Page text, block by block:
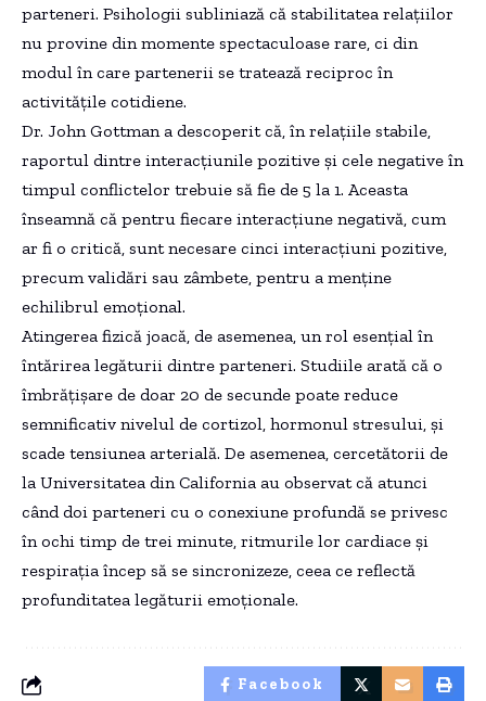
parteneri. Psihologii subliniază că stabilitatea relațiilor
nu provine din momente spectaculoase rare, ci din
modul în care partenerii se tratează reciproc în
activitățile cotidiene.
Dr. John Gottman a descoperit că, în relațiile stabile,
raportul dintre interacțiunile pozitive și cele negative în
timpul conflictelor trebuie să fie de 5 la 1. Aceasta
înseamnă că pentru fiecare interacțiune negativă, cum
ar fi o critică, sunt necesare cinci interacțiuni pozitive,
precum validări sau zâmbete, pentru a menține
echilibrul emoțional.
Atingerea fizică joacă, de asemenea, un rol esențial în
întărirea legăturii dintre parteneri. Studiile arată că o
îmbrățișare de doar 20 de secunde poate reduce
semnificativ nivelul de cortizol, hormonul stresului, și
scade tensiunea arterială. De asemenea, cercetătorii de
la Universitatea din California au observat că atunci
când doi parteneri cu o conexiune profundă se privesc
în ochi timp de trei minute, ritmurile lor cardiace și
respirația încep să se sincronizeze, ceea ce reflectă
profunditatea legăturii emoționale.
Facebook